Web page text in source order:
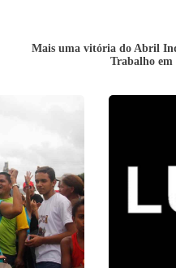
Mais uma vitória do Abril
Trabalho em